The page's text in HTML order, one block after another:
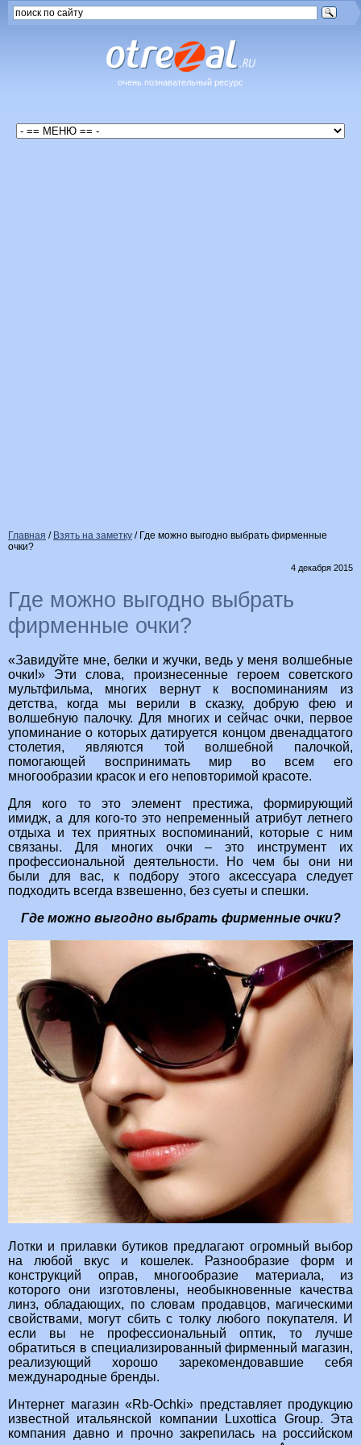
очень познавательный ресурс
Главная / Взять на заметку / Где можно выгодно выбрать фирменные
очки?
4 декабря 2015
Где можно выгодно выбрать
фирменные очки?
«Завидуйте мне, белки и жучки, ведь у меня волшебные
очки!» Эти слова, произнесенные героем советского
мультфильма, многих вернут к воспоминаниям из
детства, когда мы верили в сказку, добрую фею и
волшебную палочку. Для многих и сейчас очки, первое
упоминание о которых датируется концом двенадцатого
столетия, являются той волшебной палочкой,
помогающей воспринимать мир во всем его
многообразии красок и его неповторимой красоте.
Для кого то это элемент престижа, формирующий
имидж, а для кого-то это непременный атрибут летнего
отдыха и тех приятных воспоминаний, которые с ним
связаны. Для многих очки – это инструмент их
профессиональной деятельности. Но чем бы они ни
были для вас, к подбору этого аксессуара следует
подходить всегда взвешенно, без суеты и спешки.
Где можно выгодно выбрать фирменные очки?
Лотки и прилавки бутиков предлагают огромный выбор
на любой вкус и кошелек. Разнообразие форм и
конструкций оправ, многообразие материала, из
которого они изготовлены, необыкновенные качества
линз, обладающих, по словам продавцов, магическими
свойствами, могут сбить с толку любого покупателя. И
если вы не профессиональный оптик, то лучше
обратиться в специализированный фирменный магазин,
реализующий хорошо зарекомендовавшие себя
международные бренды.
Интернет магазин «Rb-Ochki» представляет продукцию
известной итальянской компании Luxottica Group. Эта
компания давно и прочно закрепилась на российском